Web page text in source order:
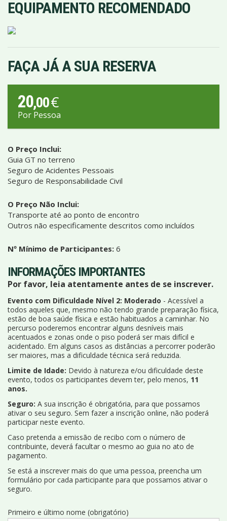
EQUIPAMENTO RECOMENDADO
FAÇA JÁ A SUA RESERVA
20,00€
Por Pessoa
O Preço Inclui:
Guia GT no terreno
Seguro de Acidentes Pessoais
Seguro de Responsabilidade Civil
O Preço Não Inclui:
Transporte até ao ponto de encontro
Outros não especificamente descritos como incluídos
Nº Mínimo de Participantes: 6
INFORMAÇÕES IMPORTANTES
Por favor, leia atentamente antes de se inscrever.
Evento com Dificuldade Nível 2: Moderado - Acessível a
todos aqueles que, mesmo não tendo grande preparação física,
estão de boa saúde física e estão habituados a caminhar. No
percurso poderemos encontrar alguns desníveis mais
acentuados e zonas onde o piso poderá ser mais difícil e
acidentado. Em alguns casos as distâncias a percorrer poderão
ser maiores, mas a dificuldade técnica será reduzida.
Limite de Idade: Devido à natureza e/ou dificuldade deste
evento, todos os participantes devem ter, pelo menos, 11
anos.
Seguro: A sua inscrição é obrigatória, para que possamos
ativar o seu seguro. Sem fazer a inscrição online, não poderá
participar neste evento.
Caso pretenda a emissão de recibo com o número de
contribuinte, deverá facultar o mesmo ao guia no ato de
pagamento.
Se está a inscrever mais do que uma pessoa, preencha um
formulário por cada participante para que possamos ativar o
seguro.
Primeiro e último nome (obrigatório)